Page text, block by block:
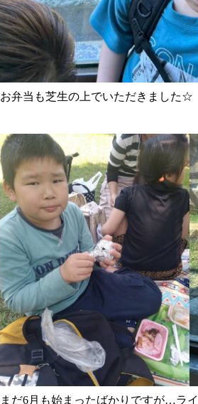
お弁当も芝生の上でいただきました☆
まだ6月も始まったばかりですが…ラ